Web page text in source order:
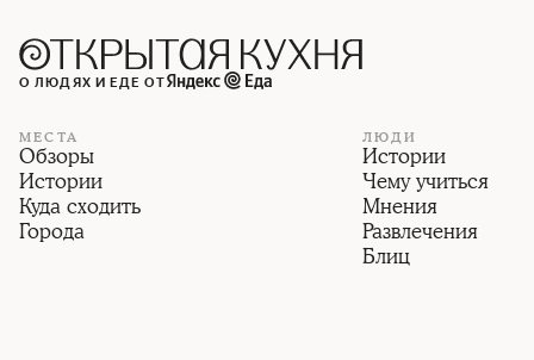
О ЛЮДЯХ И ЕДЕ ОТ
МЕСТА
Обзоры
Истории
Куда сходить
Города
ЛЮДИ
Истории
Чему учиться
Мнения
Развлечения
Блиц